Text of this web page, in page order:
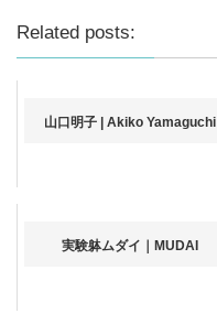
Related posts:
山口明子 | Akiko Yamaguchi
実験躰ムダイ｜MUDAI